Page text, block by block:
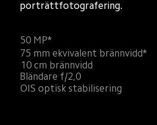
porträttfotografering.
50 MP*
75 mm ekvivalent brännvidd*
10 cm brännvidd
Bländare f/2,0
OIS optisk stabilisering